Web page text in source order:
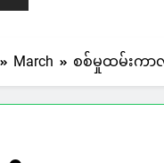
March စစ်မှုထမ်းကာလ